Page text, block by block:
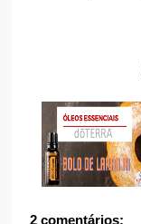
2 comentários: